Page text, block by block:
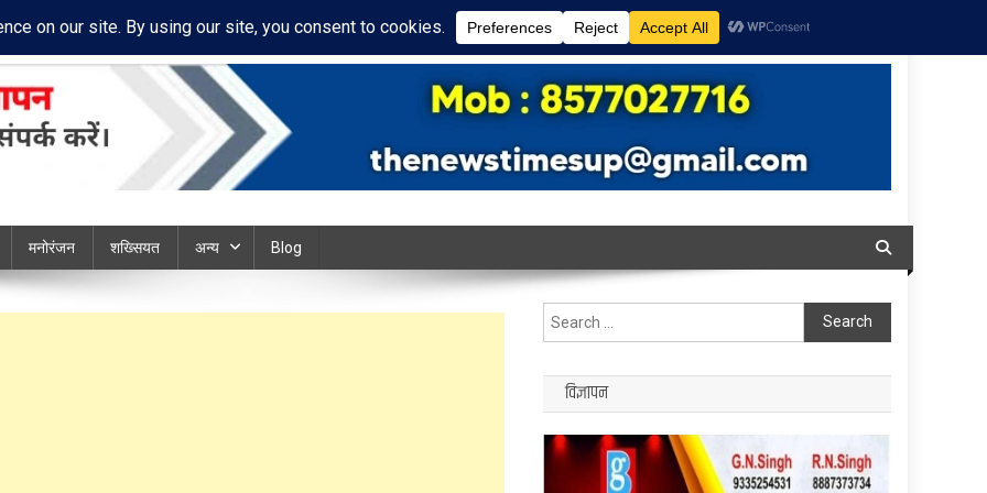
Policy Disclaimer
chandauli
मनोरंजन शख्सियत अन्य Blog
Search
for:
विज्ञापन